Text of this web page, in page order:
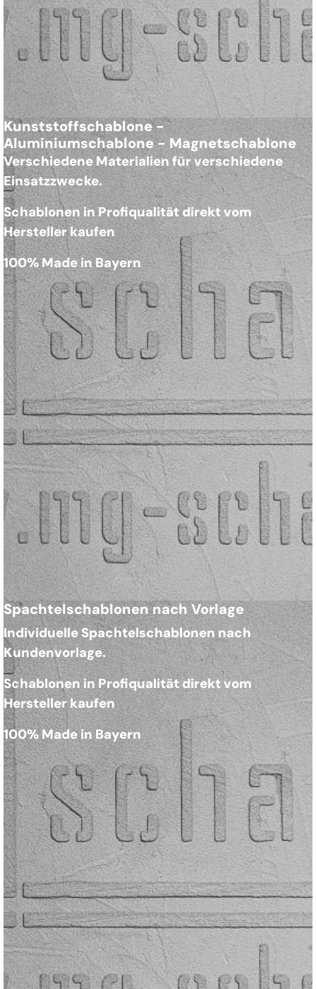
Kunststoffschablone -
Aluminiumschablone - Magnetschablone
Verschiedene Materialien für verschiedene
Einsatzzwecke.
Schablonen in Profiqualität direkt vom
Hersteller kaufen
100% Made in Bayern
Spachtelschablonen nach Vorlage
Individuelle Spachtelschablonen nach
Kundenvorlage.
Schablonen in Profiqualität direkt vom
Hersteller kaufen
100% Made in Bayern